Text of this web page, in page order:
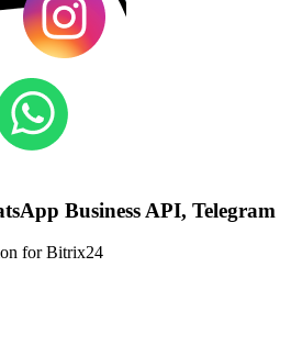
Business API, Telegram
for Bitrix24